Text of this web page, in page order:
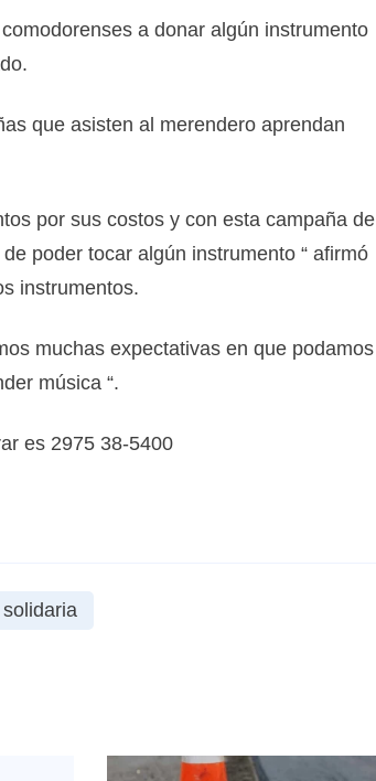
a donar algún instrumento
que asisten al merendero aprendan
por sus costos y con esta campaña de
poder tocar algún instrumento “ afirmó
instrumentos.
muchas expectativas en que podamos
música “.
es 2975 38-5400
solidaria